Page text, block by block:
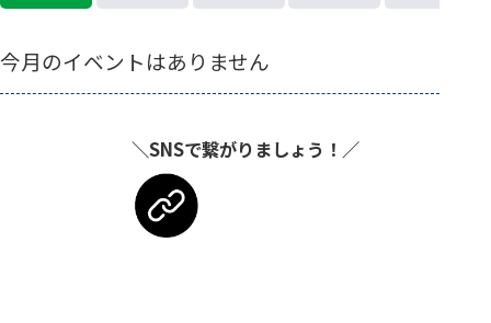
今月のイベントはありません
＼SNSで繋がりましょう！／